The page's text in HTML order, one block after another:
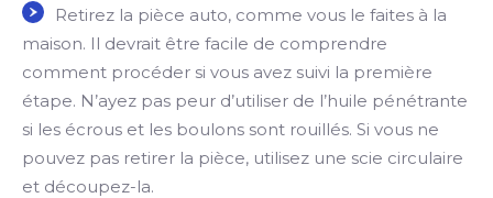
Retirez la pièce auto, comme vous le faites à la
maison. Il devrait être facile de comprendre
comment procéder si vous avez suivi la première
étape. N’ayez pas peur d’utiliser de l’huile pénétrante
si les écrous et les boulons sont rouillés. Si vous ne
pouvez pas retirer la pièce, utilisez une scie circulaire
et découpez-la.